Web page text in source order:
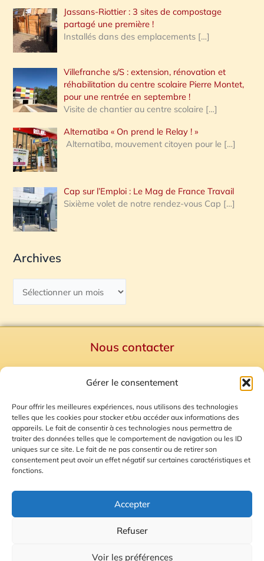
Gérer le consentement
Pour offrir les meilleures expériences, nous utilisons des technologies
telles que les cookies pour stocker et/ou accéder aux informations des
appareils. Le fait de consentir à ces technologies nous permettra de
traiter des données telles que le comportement de navigation ou les ID
uniques sur ce site. Le fait de ne pas consentir ou de retirer son
consentement peut avoir un effet négatif sur certaines caractéristiques et
fonctions.
Accepter
Refuser
Voir les préférences
Jassans-Riottier : 3 sites de compostage
partagé une première !
Installés dans des emplacements […]
Villefranche s/S : extension, rénovation et
réhabilitation du centre scolaire Pierre Montet,
pour une rentrée en septembre !
Visite de chantier au centre scolaire […]
Alternatiba « On prend le Relay ! »
Alternatiba, mouvement citoyen pour le […]
Cap sur l’Emploi : Le Mag de France Travail
Sixième volet de notre rendez-vous Cap […]
Archives
Nous contacter
Mentions Légales
Plan du site
Gestion des Cookies
© 2026 Radio Calade